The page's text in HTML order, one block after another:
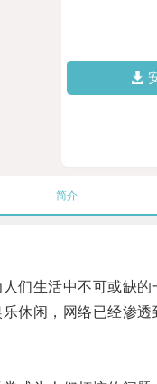
简介
生活中不可或缺的
闲，网络已经渗透